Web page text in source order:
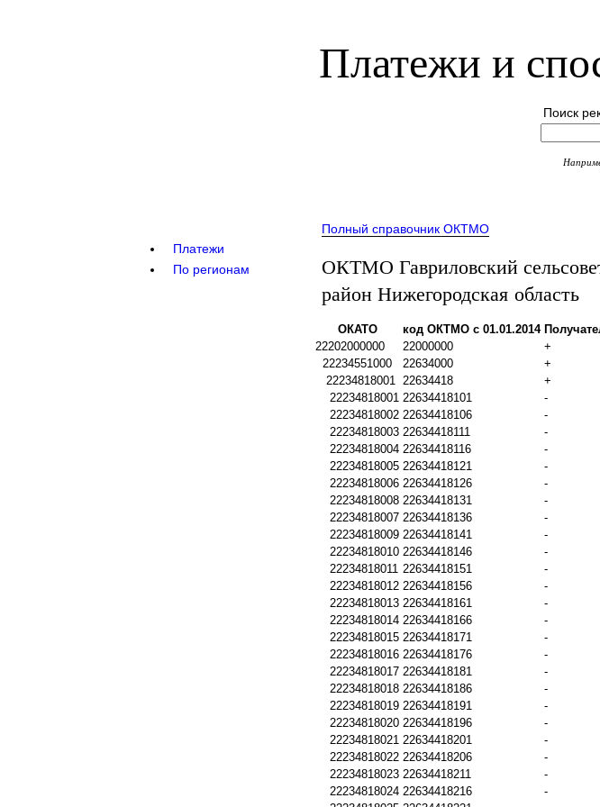
Платежи и
Поиск
Платежи
По регионам
Полный справочник ОКТМО
ОКТМО Гавриловский
район Нижегородская область
ОКАТО код ОКТМО с 01.01.2014
22202000000
22000000 +
22234551000
22634000 +
22234818001 22634418 +
22234818001 22634418101 -
22234818002 22634418106 -
22234818003 22634418111 -
22234818004 22634418116 -
22234818005 22634418121 -
22234818006 22634418126 -
22234818008 22634418131 -
22234818007 22634418136 -
22234818009 22634418141 -
22234818010 22634418146 -
22234818011 22634418151 -
22234818012 22634418156 -
22234818013 22634418161 -
22234818014 22634418166 -
22234818015 22634418171 -
22234818016 22634418176 -
22234818017 22634418181 -
22234818018 22634418186 -
22234818019 22634418191 -
22234818020 22634418196 -
22234818021 22634418201 -
22234818022 22634418206 -
22234818023 22634418211 -
22234818024 22634418216 -